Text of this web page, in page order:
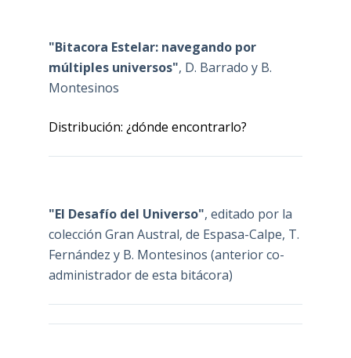
"Bitacora Estelar: navegando por
múltiples universos", D. Barrado y B.
Montesinos
Distribución: ¿dónde encontrarlo?
"El Desafío del Universo", editado por la
colección Gran Austral, de Espasa-Calpe, T.
Fernández y B. Montesinos (anterior co-
administrador de esta bitácora)